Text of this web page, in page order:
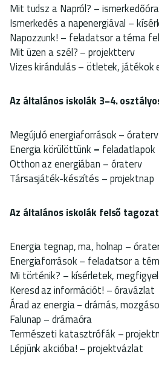
Mit tudsz a Napról? – ismerkedőóra
Ismerkedés a napenergiával –
Napozzunk! – feladatsor a téma
Mit üzen a szél? – projektterv
Vizes kirándulás – ötletek, játékok
Az általános iskolák 3−4.
Megújuló energiaforrások – óraterv
Energia körülöttünk – feladatlapok
Otthon az energiában – óraterv
Társasjáték-készítés – projektnap
Az általános iskolák felső
Energia tegnap, ma, holnap –
Energiaforrások – feladatsor a
Mi történik? – kísérletek,
Keresd az információt! – óravázlat
Árad az energia − drámás,
Falunap – drámaóra
Természeti katasztrófák –
Lépjünk akcióba! – projektvázlat